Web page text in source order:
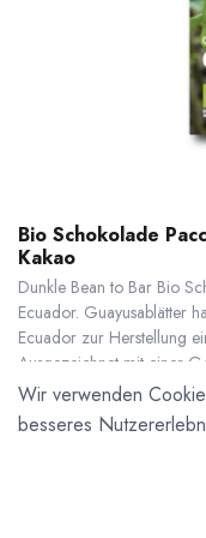
Bio Schokolade
Kakao
Dunkle Bean to Bar Bio
Ecuador. Guayusablätter
Ecuador zur Herstellung
Ausgezeichnet mit einer
Awards. Kakaoanteil: 60
5,25€*
(105,00€ /1 kg)
Wir verwenden
besseres